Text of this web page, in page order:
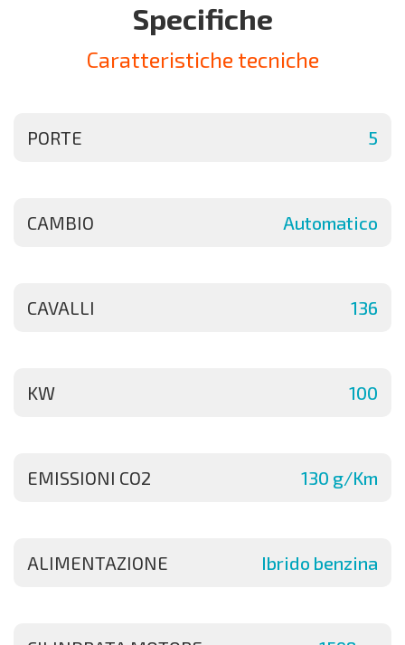
Specifiche
Caratteristiche tecniche
PORTE 5
CAMBIO Automatico
CAVALLI 136
KW 100
EMISSIONI CO2 130 g/Km
ALIMENTAZIONE Ibrido benzina